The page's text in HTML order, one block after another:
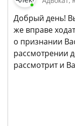
Добрый день!
же вправе
о признании
рассмотрении
рассмотрит и